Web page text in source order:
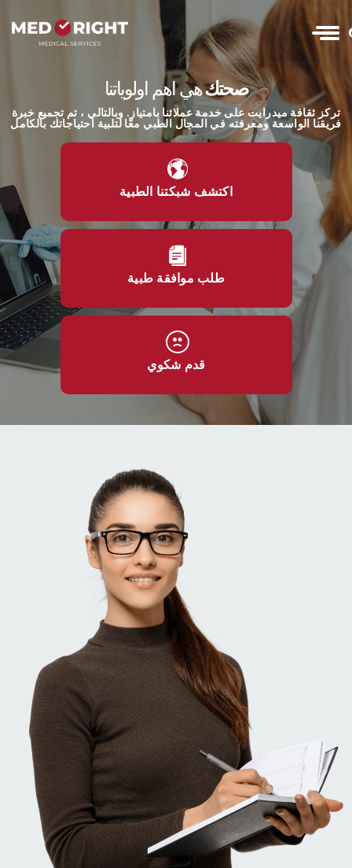
صحتكهي اهم اولوياتنا
تركز ثقافة ميدرايت على خدمة عملائنا بامتياز. وبالتالي ، تم تجميع خبرة
فريقنا الواسعة ومعرفته في المجال الطبي معًا لتلبية احتياجاتك بالكامل
اكتشف شبكتنا الطبية
طلب موافقة طبية
قدم شكوي